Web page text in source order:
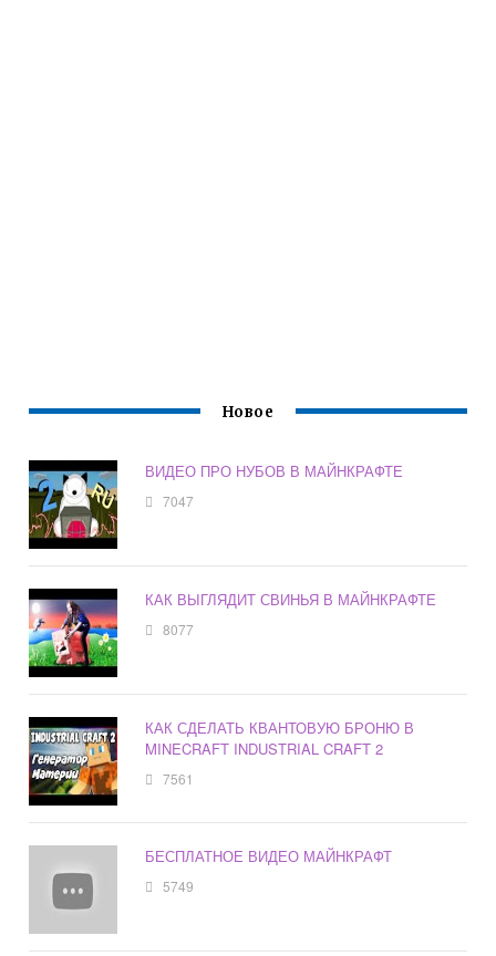
Новое
ВИДЕО ПРО НУБОВ В МАЙНКРАФТЕ
7047
КАК ВЫГЛЯДИТ СВИНЬЯ В МАЙНКРАФТЕ
8077
КАК СДЕЛАТЬ КВАНТОВУЮ БРОНЮ В
MINECRAFT INDUSTRIAL CRAFT 2
7561
БЕСПЛАТНОЕ ВИДЕО МАЙНКРАФТ
5749